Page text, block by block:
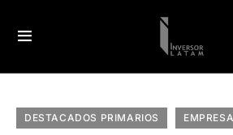
DESTACADOS PRIMARIOS